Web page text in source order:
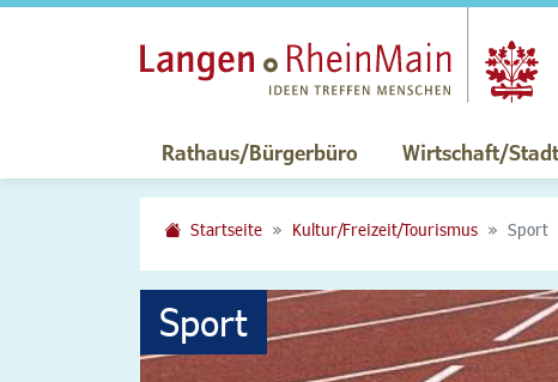
Rathaus/Bürgerbüro Wirtschaft/
Startseite Kultur/Freizeit/Tourismus Sport
Sport